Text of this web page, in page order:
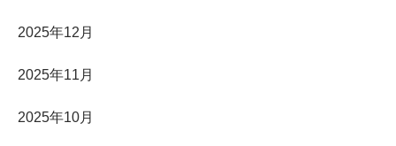
2025年12月
2025年11月
2025年10月